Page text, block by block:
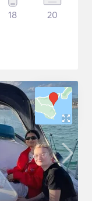
18 20